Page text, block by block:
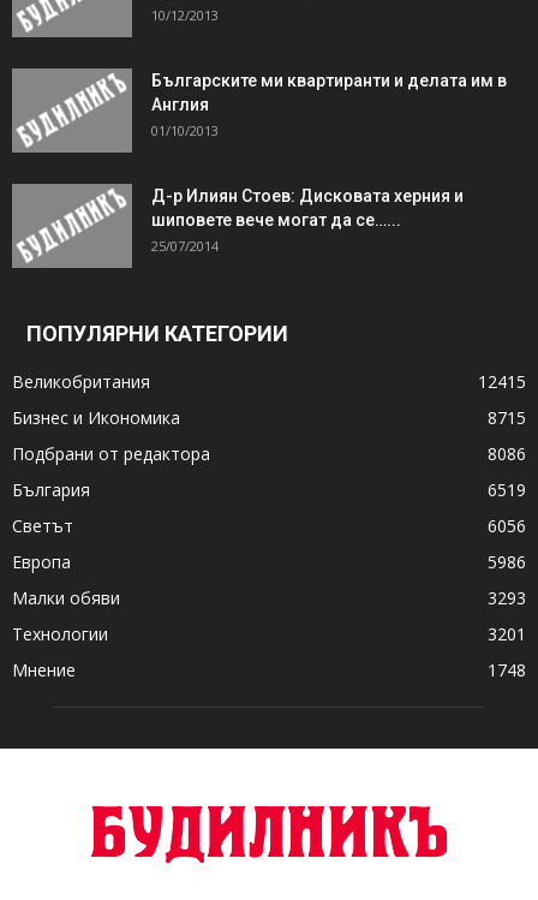
10/12/2013
Българските ми квартиранти и делата им в
Англия
01/10/2013
Д-р Илиян Стоев: Дисковата херния и
шиповете вече могат да се…...
25/07/2014
ПОПУЛЯРНИ КАТЕГОРИИ
Великобритания
12415
Бизнес и Икономика
8715
Подбрани от редактора
8086
България
6519
Светът
6056
Европа
5986
Малки обяви
3293
Технологии
3201
Мнение
1748